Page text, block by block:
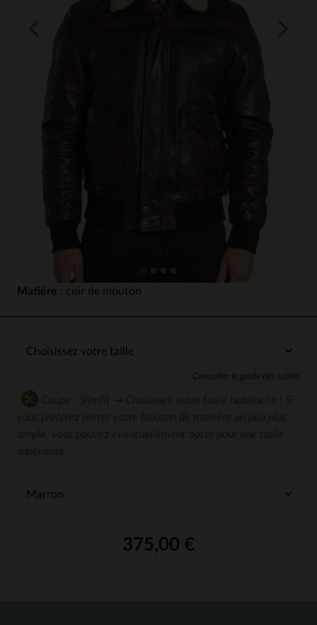
Matière : cuir de mouton
Consulter le guide des tailles
Coupe : Slimfit ➔ Choisissez votre taille habituelle ! Si
vous préférez porter votre blouson de manière un peu plus
ample, vous pouvez éventuellement opter pour une taille
supérieure.
375,00 €